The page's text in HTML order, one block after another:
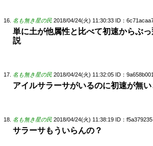
名も無き星の民 2018/04/24(火) 11:30:33 ID：
単に土が他属性と比べて初速からぶ
説
名も無き星の民 2018/04/24(火) 11:32:05 ID：9a658b001
アイルサラーサがいるのに初速が無
名も無き星の民 2018/04/24(火) 11:38:19 ID：f5a379235
サラーサもういらんの？